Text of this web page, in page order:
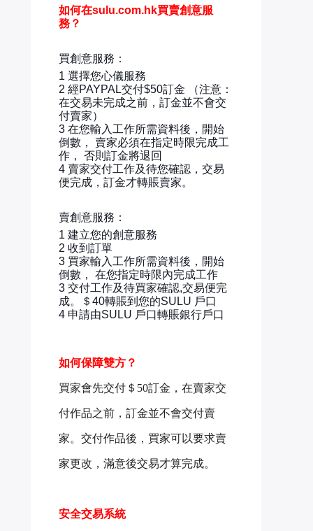
如何在sulu.com.hk買賣創意服
務？
買創意服務：
1 選擇您心儀服務
2 經PAYPAL交付$50訂金 （注意：
在交易未完成之前，訂金並不會交
付賣家）
3 在您輸入工作所需資料後，開始
倒數， 賣家必須在指定時限完成工
作， 否則訂金將退回
4 賣家交付工作及待您確認，交易
便完成，訂金才轉賬賣家。
賣創意服務：
1 建立您的創意服務
2 收到訂單
3 買家輸入工作所需資料後，開始
倒數， 在您指定時限內完成工作
3 交付工作及待買家確認,交易便完
成。＄40轉賬到您的SULU 戶口
4 申請由SULU 戶口轉賬銀行戶口
如何保障雙方？
買家會先交付＄50訂金，在賣家交
付作品之前， 訂金並不會交付賣
家。交付作品後，買家可以要求賣
家更改，滿意後交易才算完成。
安全交易系統